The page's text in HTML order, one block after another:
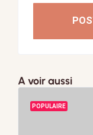
A voir aussi
POPULAIRE